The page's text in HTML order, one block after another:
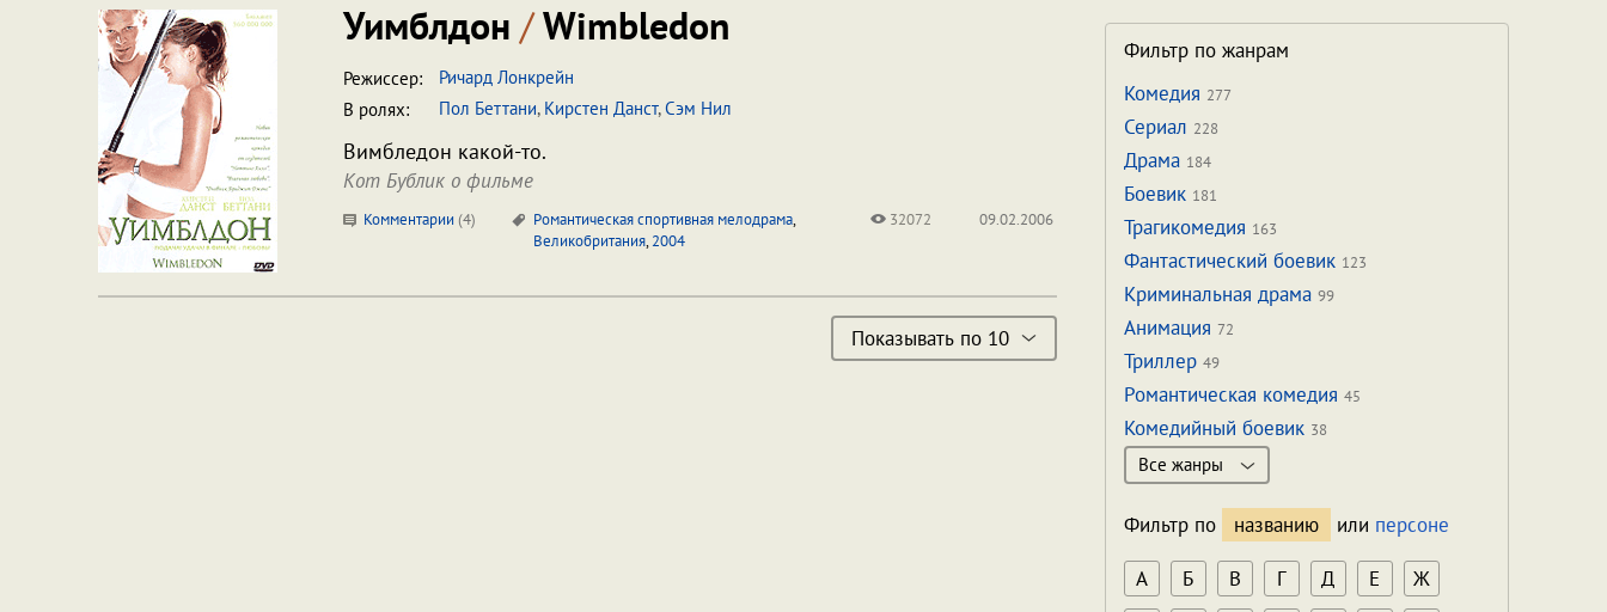
Уимблдон /Wimbledon
Режиссер:
Ричард Лонкрейн
В ролях:
Пол Беттани, Кирстен Данст,Сэм Нил
Вимбледон какой-то.
Кот Бублик о фильме
Комментарии (4) Романтическая спортивная мелодрама,
Великобритания,2004
32072 09.02.2006
Показывать по 10
Фильтр по жанрам
Комедия 277
Сериал 228
Драма 184
Боевик 181
Трагикомедия 163
Фантастический боевик 123
Криминальная драма 99
Анимация 72
Триллер 49
Романтическая комедия 45
Комедийный боевик 38
Все жанры
Фильтр по названию или персоне
А Б В Г Д Е
Ж